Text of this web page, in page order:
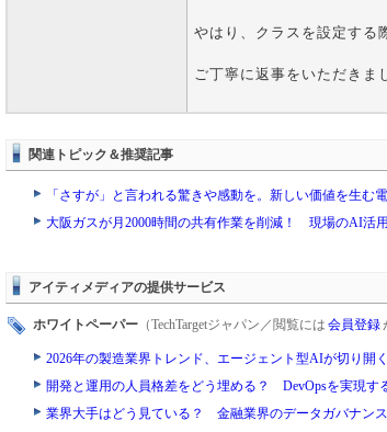
やはり、クラスを設定する
ご丁寧に返事をいただきま
関連トピック＆推奨記事
「さすが」と言われる驚きや感動を。新しい価値を生む
大阪ガスが月2000時間の共有作業を削減！ 現場のAI活
アイティメディアの提供サービス
ホワイトペーパー （TechTargetジャパン／閲覧には 会員登録
2026年の製造業界トレンド、エージェント型AIが切り開
開発と運用の人員格差をどう埋める？ DevOpsを実現す
業界大手はどう見ている？ 金融業界のデータガバナン